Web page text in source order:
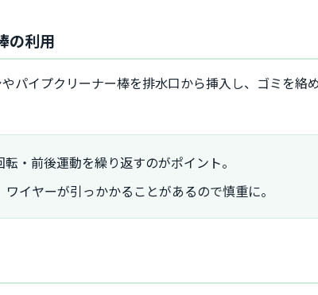
の利用
パイプクリーナー棒を排水口から挿入し、ゴミを絡
・前後運動を繰り返すのがポイント。
イヤーが引っかかることがあるので慎重に。